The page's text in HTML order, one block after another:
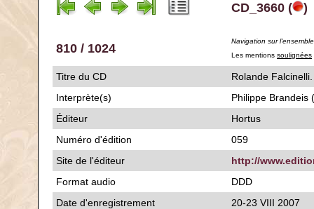
CD_3660 ( )
810 / 1024
Navigation sur
Les mentions soulignées
Titre du CD
Rolande
Interprète(s)
Philippe Brandeis
Éditeur
Hortus
Numéro d'édition
059
Site de l'éditeur
http://
Format audio
DDD
Date d'enregistrement
20-23 VIII 2007